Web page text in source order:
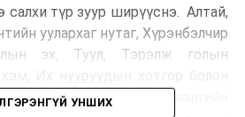
түр зуур ширүүснэ. Алтай,
уулархаг нутаг, Хүрэнбэлчир
эх, Туул, Тэрэлж голын
өмнөд хэсэг, Орхон-Сэлэнгийн
УНШИХ